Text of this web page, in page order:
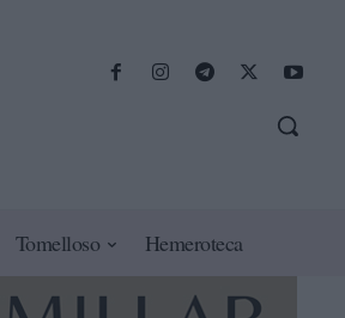
Tomelloso Hemeroteca